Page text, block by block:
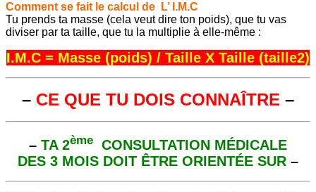
Comment se fait le calcul de L’ I.M.C
Tu prends ta masse (cela veut dire ton poids), que tu vas
diviser par ta taille, que tu la multiplie à elle-même :
I.M.C = Masse (poids) / Taille X Taille (taille2)
– CE QUE TU DOIS CONNAÎTRE –
– TA 2ème CONSULTATION MÉDICALE
DES 3 MOIS DOIT ÊTRE ORIENTÉE SUR –